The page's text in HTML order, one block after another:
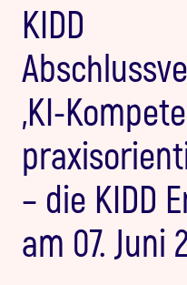
KIDD
„KI-
– die KIDD
am 07. Juni